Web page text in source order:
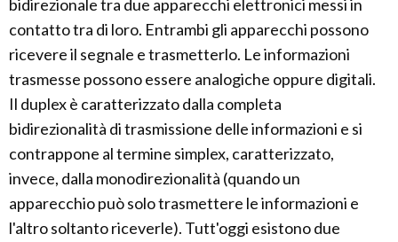
bidirezionale tra due apparecchi elettronici messi in
contatto tra di loro. Entrambi gli apparecchi possono
ricevere il segnale e trasmetterlo. Le informazioni
trasmesse possono essere analogiche oppure digitali.
Il duplex è caratterizzato dalla completa
bidirezionalità di trasmissione delle informazioni e si
contrappone al termine simplex, caratterizzato,
invece, dalla monodirezionalità (quando un
apparecchio può solo trasmettere le informazioni e
l'altro soltanto riceverle). Tutt'oggi esistono due